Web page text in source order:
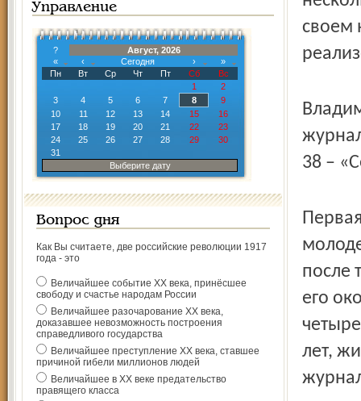
Управление
?
Август, 2026
«
‹ Сегодня ›
»
Пн
Вт Ср Чт Пт Сб
Вс
1
2
3
4 5 6 7 8
9
10
11 12 13 14 15
16
17
18 19 20 21 22
23
24
25 26 27 28 29
30
31
Выберите дату
Вопрос дня
Как Вы считаете, две российские революции 1917
года - это
Величайшее событие ХХ века, принёсшее
свободу и счастье народам России
Величайшее разочарование ХХ века,
доказавшее невозможность построения
справедливого государства
Величайшее преступление ХХ века, ставшее
причиной гибели миллионов людей
Величайшее в ХХ веке предательство
правящего класса
своем
38 –
после
его
лет,